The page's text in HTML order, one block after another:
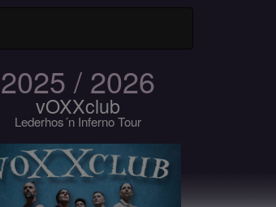
2025 / 2026
vOXXclub
Lederhos´n Inferno Tour